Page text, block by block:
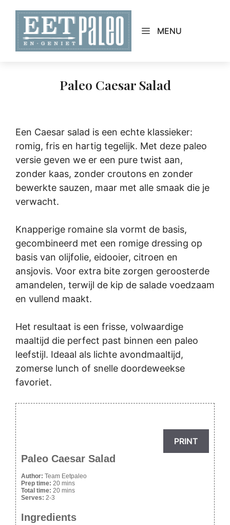
content
MENU
Paleo Caesar Salad
Een Caesar salad is een echte klassieker:
romig, fris en hartig tegelijk. Met deze paleo
versie geven we er een pure twist aan,
zonder kaas, zonder croutons en zonder
bewerkte sauzen, maar met alle smaak die je
verwacht.
Knapperige romaine sla vormt de basis,
gecombineerd met een romige dressing op
basis van olijfolie, eidooier, citroen en
ansjovis. Voor extra bite zorgen geroosterde
amandelen, terwijl de kip de salade voedzaam
en vullend maakt.
Het resultaat is een frisse, volwaardige
maaltijd die perfect past binnen een paleo
leefstijl. Ideaal als lichte avondmaaltijd,
zomerse lunch of snelle doordeweekse
favoriet.
PRINT
Paleo Caesar Salad
Author: Team Eetpaleo
Prep time: 20 mins
Total time: 20 mins
Serves: 2-3
Ingredients